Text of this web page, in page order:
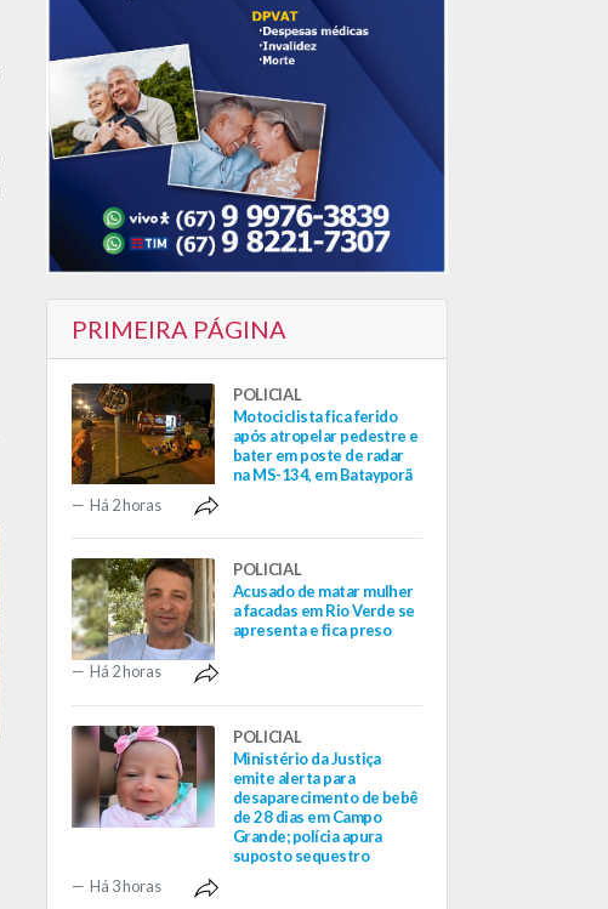
PRIMEIRA PÁGINA
POLICIAL
Motociclista fica ferido
após atropelar pedestre e
bater em poste de radar
na MS-134, em Batayporã
Há 2 horas
POLICIAL
Acusado de matar mulher
a facadas em Rio Verde se
apresenta e fica preso
Há 2 horas
POLICIAL
Ministério da Justiça
emite alerta para
desaparecimento de bebê
de 28 dias em Campo
Grande; polícia apura
suposto sequestro
Há 3 horas